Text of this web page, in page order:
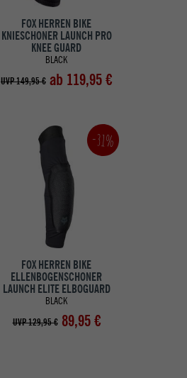
FOX HERREN BIKE
KNIESCHONER LAUNCH PRO
KNEE GUARD
BLACK
UVP 149,95 € ab 119,95 €
-31%
FOX HERREN BIKE
ELLENBOGENSCHONER
LAUNCH ELITE ELBOGUARD
BLACK
UVP 129,95 € 89,95 €